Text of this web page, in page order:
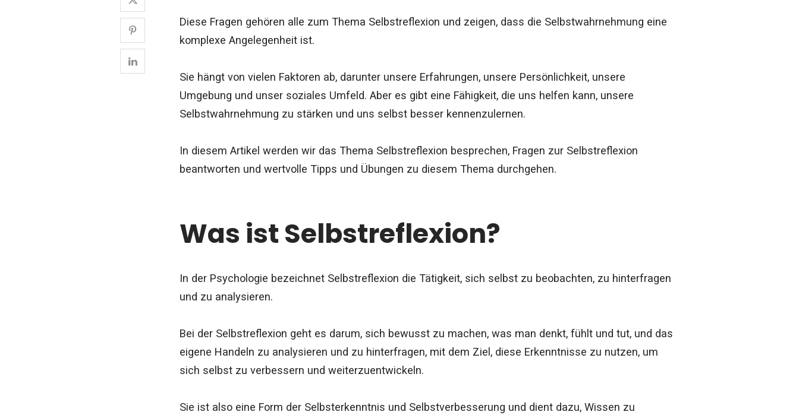
Diese Fragen gehören alle zum Thema Selbstreflexion und zeigen, dass die Selbstwahrnehmung eine
komplexe Angelegenheit ist.
Sie hängt von vielen Faktoren ab, darunter unsere Erfahrungen, unsere Persönlichkeit, unsere
Umgebung und unser soziales Umfeld. Aber es gibt eine Fähigkeit, die uns helfen kann, unsere
Selbstwahrnehmung zu stärken und uns selbst besser kennenzulernen.
In diesem Artikel werden wir das Thema Selbstreflexion besprechen, Fragen zur Selbstreflexion
beantworten und wertvolle Tipps und Übungen zu diesem Thema durchgehen.
Was ist Selbstreflexion?
In der Psychologie bezeichnet Selbstreflexion die Tätigkeit, sich selbst zu beobachten, zu hinterfragen
und zu analysieren.
Bei der Selbstreflexion geht es darum, sich bewusst zu machen, was man denkt, fühlt und tut, und das
eigene Handeln zu analysieren und zu hinterfragen, mit dem Ziel, diese Erkenntnisse zu nutzen, um
sich selbst zu verbessern und weiterzuentwickeln.
Sie ist also eine Form der Selbsterkenntnis und Selbstverbesserung und dient dazu, Wissen zu